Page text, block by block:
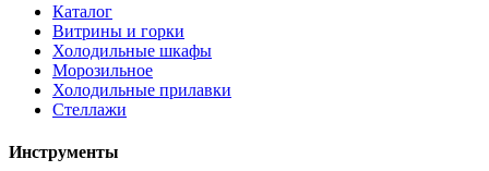
Каталог
Витрины и горки
Холодильные шкафы
Морозильное
Холодильные прилавки
Стеллажи
Инструменты